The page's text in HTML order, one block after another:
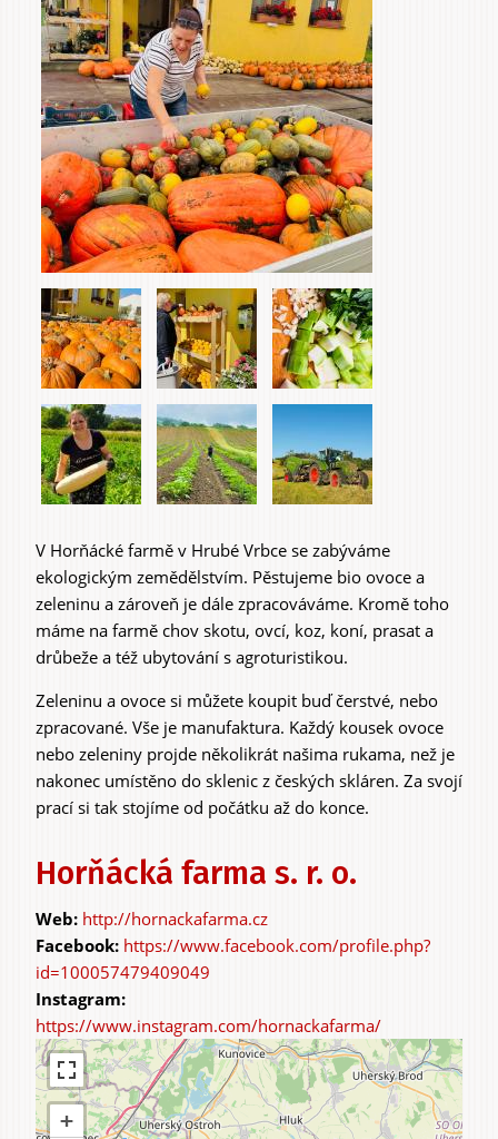
Items
Home & Interior
Garden & Orchard
Services
Experiences &
Agritourism
tabs
V Horňácké farmě v Hrubé Vrbce se zabýváme
ekologickým zemědělstvím. Pěstujeme bio ovoce a
zeleninu a zároveň je dále zpracováváme. Kromě toho
máme na farmě chov skotu, ovcí, koz, koní, prasat a
drůbeže a též ubytování s agroturistikou.
Zeleninu a ovoce si můžete koupit buď čerstvé, nebo
zpracované. Vše je manufaktura. Každý kousek ovoce
nebo zeleniny projde několikrát našima rukama, než je
nakonec umístěno do sklenic z českých skláren. Za svojí
prací si tak stojíme od počátku až do konce.
Horňácká farma s. r. o.
http://hornackafarma.cz
https://www.facebook.com/profile.php?
id=100057479409049
https://www.instagram.com/hornackafarma/